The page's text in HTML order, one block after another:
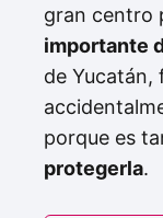
gran centro
importante
de Yucatán,
porque es
protegerla.